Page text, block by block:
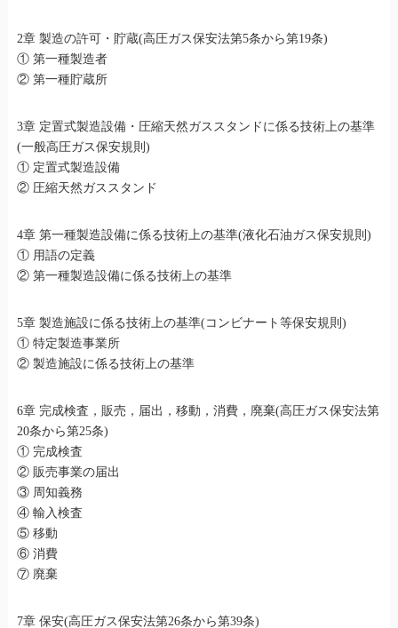
2章 製造の許可・貯蔵(高圧ガス保安法第5条から第19条)
① 第一種製造者
② 第一種貯蔵所
3章 定置式製造設備・圧縮天然ガススタンドに係る技術上の基準
(一般高圧ガス保安規則)
① 定置式製造設備
② 圧縮天然ガススタンド
4章 第一種製造設備に係る技術上の基準(液化石油ガス保安規則)
① 用語の定義
② 第一種製造設備に係る技術上の基準
5章 製造施設に係る技術上の基準(コンビナート等保安規則)
① 特定製造事業所
② 製造施設に係る技術上の基準
6章 完成検査，販売，届出，移動，消費，廃棄(高圧ガス保安法第
20条から第25条)
① 完成検査
② 販売事業の届出
③ 周知義務
④ 輸入検査
⑤ 移動
⑥ 消費
⑦ 廃棄
7章 保安(高圧ガス保安法第26条から第39条)